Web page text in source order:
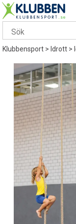
Klubbensport> Idrott>